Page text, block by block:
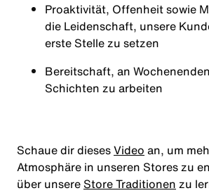
Proaktivität, Offenheit sowie
die Leidenschaft, unsere
erste Stelle zu setzen
Bereitschaft, an
Schichten zu arbeiten
Schaue dir diesesVideo an, um
Atmosphäre in unseren Stores zu
über unsereStore Traditionen zu